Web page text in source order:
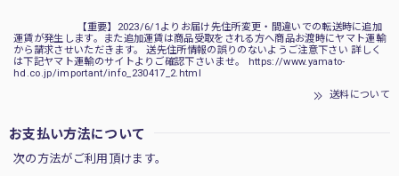
【重要】2023/6/1よりお届け先住所変更・間違いでの転送時に追加
運賃が発生します。また追加運賃は商品受取をされる方へ商品お渡時にヤマト運輸
から請求させいただきます。 送先住所情報の誤りのないようご注意下さい 詳しく
は下記ヤマト運輸のサイトよりご確認下さいませ。 https://www.yamato-
hd.co.jp/important/info_230417_2.html
送料について
お支払い方法について
次の方法がご利用頂けます。